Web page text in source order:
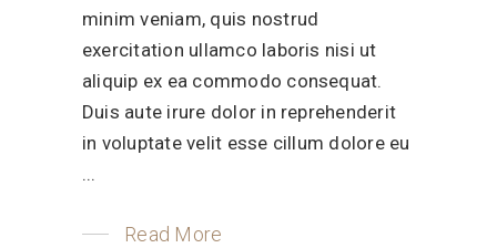
minim veniam, quis nostrud
exercitation ullamco laboris nisi ut
aliquip ex ea commodo consequat.
Duis aute irure dolor in reprehenderit
in voluptate velit esse cillum dolore eu
Read More